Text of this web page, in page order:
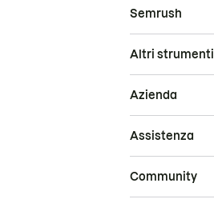
Semrush
Altri strumenti
Azienda
Assistenza
Community